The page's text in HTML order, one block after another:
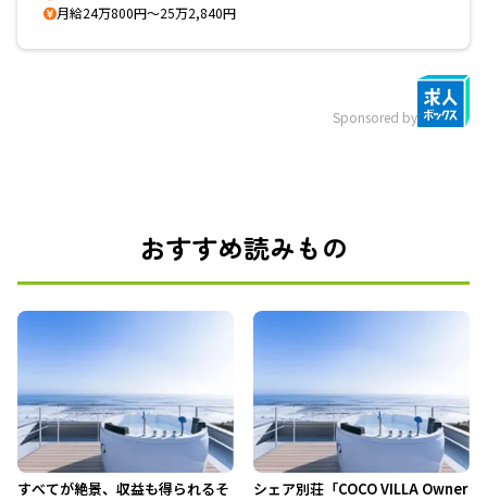
月給24万800円～25万2,840円
Sponsored by
おすすめ読みもの
すべてが絶景、収益も得られるそ
シェア別荘「COCO VILLA Owner